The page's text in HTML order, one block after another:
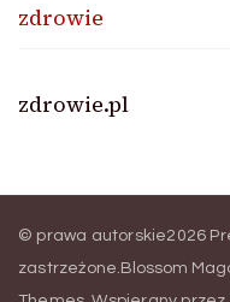
zdrowie
zdrowie.pl
© prawa autorskie2026
zastrzeżone. Blossom